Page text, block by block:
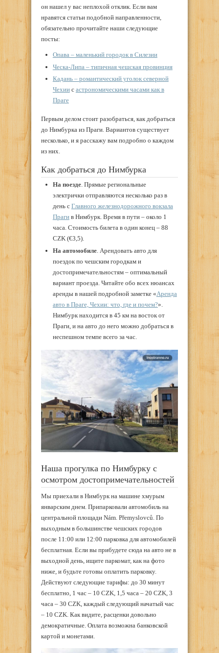
он нашел у вас неплохой отклик. Если вам
нравятся статьи подобной направленности,
обязательно прочитайте наши следующие
посты:
Опава – маленький городок в Силезии
Ческа-Липа – типичная чешская провинция
Кадань – романтический уголок северной
Чехиис астрономическими часами как в
Праге
Первым делом стоит разобраться, как добраться
до Нимбурка из Праги. Вариантов существует
несколько, и я расскажу вам подробно о каждом
из них.
Как добраться до Нимбурка
На поезде. Прямые региональные
электрички отправляются несколько раз в
день с Главного железнодорожного вокзала
Прагив Нимбурк. Время в пути – около 1
часа. Стоимость билета в один конец – 88
CZK (€3,5).
На автомобиле. Арендовать авто для
поездок по чешским городкам и
достопримечательностям – оптимальный
вариант проезда. Читайте обо всех нюансах
аренды в нашей подробной заметке «Аренда
авто в Праге, Чехии: что, где и почем?».
Нимбурк находится в 45 км на восток от
Праги, и на авто до него можно добраться в
неспешном темпе всего за час.
Наша прогулка по Нимбурку с
осмотром достопримечательностей
Мы приехали в Нимбурк на машине хмурым
январским днем. Припарковали автомобиль на
центральной площади Nám. Přemyslovců. По
выходным в большинстве чешских городов
после 11:00 или 12:00 парковка для автомобилей
бесплатная. Если вы прибудете сюда на авто не в
выходной день, ищите паркомат, как на фото
ниже, и будьте готовы оплатить парковку.
Действуют следующие тарифы: до 30 минут
бесплатно, 1 час – 10 CZK, 1,5 часа – 20 CZK, 3
часа – 30 CZK, каждый следующий начатый час
– 10 CZK. Как видите, расценки довольно
демократичные. Оплата возможна банковской
картой и монетами.